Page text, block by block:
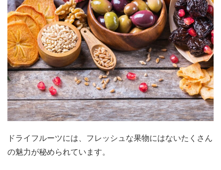
ドライフルーツには、フレッシュな果物にはないたくさん
の魅力が秘められています。